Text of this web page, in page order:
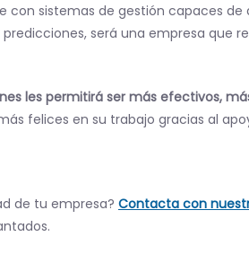
con sistemas de gestión capaces
será una empresa que
les permitirá ser más efectivos,
felices en su trabajo gracias al
de tu empresa? Contacta con